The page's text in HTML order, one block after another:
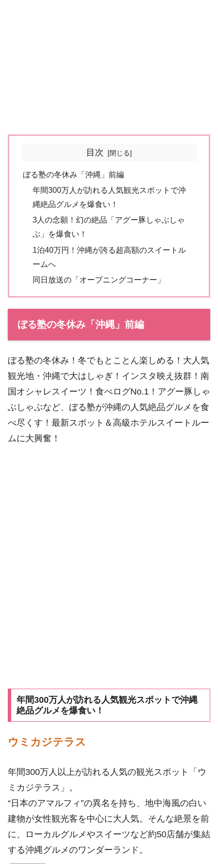
目次
ぼる塾の冬休み「沖縄」前編
年間300万人が訪れる人気観光スポットで沖
縄絶品グルメを爆食い！
3人の念願！幻の絶品「アグー豚しゃぶしゃ
ぶ」を爆食い！
1泊40万円！沖縄が誇る超高額のスイートル
ームへ
同日放送の「オープニングコーナー」
ぼる塾の冬休み「沖縄」前編
ぼる塾の冬休み！冬でもとことん楽しめる！大人気
観光地・沖縄で大はしゃぎ！インスタ映え抜群！南
国オシャレスイーツ！食べログNo.1！アグー豚しゃ
ぶしゃぶなど、ぼる塾が沖縄の人気絶品グルメを食
べ尽くす！最新スポット＆高級ホテルスイートルー
ムに大興奮！
年間300万人が訪れる人気観光スポットで沖縄
絶品グルメを爆食い！
ウミカジテラス
年間300万人以上が訪れる人気の観光スポット「ウ
ミカジテラス」。
“日本のアマルフィ”の異名を持ち、地中海風の白い
建物が女性観光客を中心に大人気。そんな絶景を前
に、ローカルグルメやスイーツなど約50店舗が集結
する沖縄グルメのワンダーランド。